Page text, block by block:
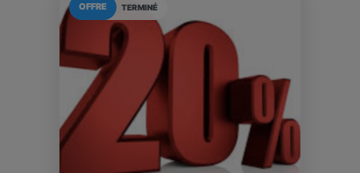
TERMINÉ
OFFRE